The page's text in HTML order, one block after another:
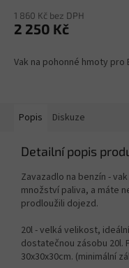
1 860 Kč bez DPH
2 250 Kč
Vak na pohonné hmoty
Popis Diskuze
Detailní popis
Zavazadlo na benzín -
množství paliva, a máte
prodloužili dojezd.
20l - velká velikost,
dostatečnou zásobu 20l.
30x30x30cm. (minimální